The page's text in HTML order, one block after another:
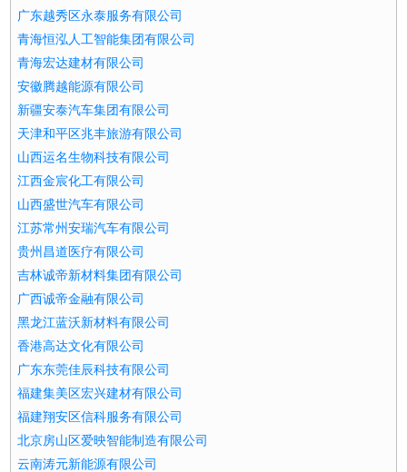
广东越秀区永泰服务有限公司
青海恒泓人工智能集团有限公司
青海宏达建材有限公司
安徽腾越能源有限公司
新疆安泰汽车集团有限公司
天津和平区兆丰旅游有限公司
山西运名生物科技有限公司
江西金宸化工有限公司
山西盛世汽车有限公司
江苏常州安瑞汽车有限公司
贵州昌道医疗有限公司
吉林诚帝新材料集团有限公司
广西诚帝金融有限公司
黑龙江蓝沃新材料有限公司
香港高达文化有限公司
广东东莞佳辰科技有限公司
福建集美区宏兴建材有限公司
福建翔安区信科服务有限公司
北京房山区爱映智能制造有限公司
云南涛元新能源有限公司